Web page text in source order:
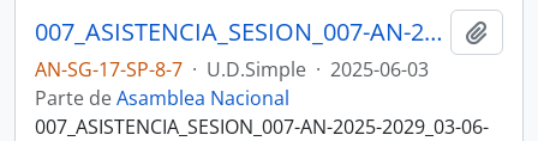
007_ASISTENCIA_SESION_007-AN-2025-2029_03-06-25SESION DEL PLENO N 007 ASAMBLEA NACIONAL 2025-2027
AN-SG-17-SP-8-7 · U.D.Simple · 2025-06-03
Parte deAsamblea Nacional
007_ASISTENCIA_SESION_007-AN-2025-2029_03-06-